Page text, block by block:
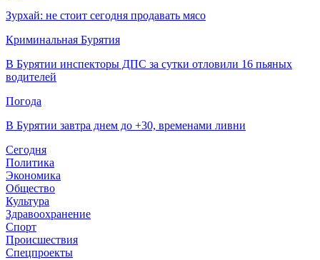
Зурхай: не стоит сегодня продавать мясо
Криминальная Бурятия
В Бурятии инспекторы ДПС за сутки отловили 16 пьяных
водителей
Погода
В Бурятии завтра днем до +30, временами ливни
Сегодня
Политика
Экономика
Общество
Культура
Здравоохранение
Спорт
Происшествия
Спецпроекты